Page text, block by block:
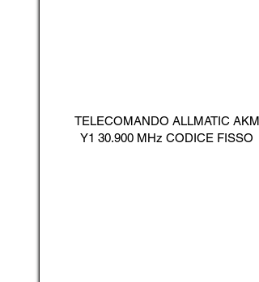
TELECOMANDO ALLMATIC AKM
Y1 30.900 MHz CODICE FISSO